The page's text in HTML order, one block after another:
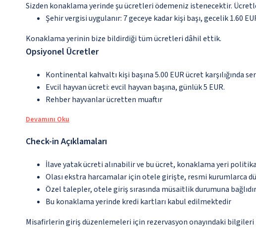
Sizden konaklama yerinde şu ücretleri ödemeniz istenecektir.
Şehir vergisi uygulanır: 7 geceye kadar kişi başı, gecelik 1.60
Konaklama yerinin bize bildirdiği tüm ücretleri dâhil ettik.
Opsiyonel Ücretler
Kontinental kahvaltı kişi başına 5.00 EUR ücret karşılığında
Evcil hayvan ücreti: evcil hayvan başına, günlük 5 EUR.
Rehber hayvanlar ücretten muaftır
Devamını Oku
Check-in Açıklamaları
İlave yatak ücreti alınabilir ve bu ücret, konaklama yeri
Olası ekstra harcamalar için otele girişte, resmi kurumlarca
Özel talepler, otele giriş sırasında müsaitlik durumuna
Bu konaklama yerinde kredi kartları kabul edilmektedir
Misafirlerin giriş düzenlemeleri için rezervasyon onayındaki bilgileri